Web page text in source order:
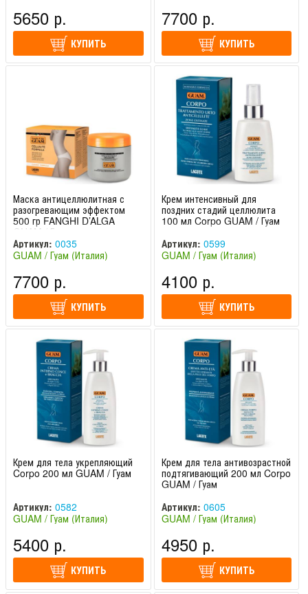
5650 р.
КУПИТЬ
7700 р.
КУПИТЬ
Маска антицеллюлитная с
разогревающим эффектом
500 гр FANGHI D’ALGA
GUAM / Гуам
Артикул: 0035
GUAM / Гуам (Италия)
7700 р.
КУПИТЬ
Крем интенсивный для
поздних стадий целлюлита
100 мл Corpo GUAM / Гуам
Артикул: 0599
GUAM / Гуам (Италия)
4100 р.
КУПИТЬ
Крем для тела укрепляющий
Corpo 200 мл GUAM / Гуам
Артикул: 0582
GUAM / Гуам (Италия)
5400 р.
КУПИТЬ
Крем для тела антивозрастной
подтягивающий 200 мл Corpo
GUAM / Гуам
Артикул: 0605
GUAM / Гуам (Италия)
4950 р.
КУПИТЬ